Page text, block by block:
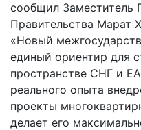
сообщил Заместитель
Правительства Марат
«Новый
единый ориентир для
пространстве СНГ и
реального опыта
проекты
делает его